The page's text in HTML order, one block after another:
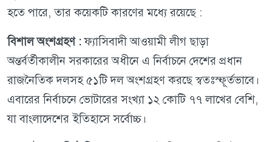
হতে পারে, তার কয়েকটি কারণের মধ্যে রয়েছে :
বিশাল অংশগ্রহণ :ফ্যাসিবাদী আওয়ামী লীগ ছাড়া
অন্তর্বর্তীকালীন সরকারের অধীনে এ নির্বাচনে দেশের প্রধান
রাজনৈতিক দলসহ ৫১টি দল অংশগ্রহণ করছে স্বতঃস্ফূর্তভাবে।
এবারের নির্বাচনে ভোটারের সংখ্যা ১২ কোটি ৭৭ লাখের বেশি,
যা বাংলাদেশের ইতিহাসে সর্বোচ্চ।